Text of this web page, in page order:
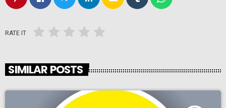
RATE IT
SIMILAR POSTS